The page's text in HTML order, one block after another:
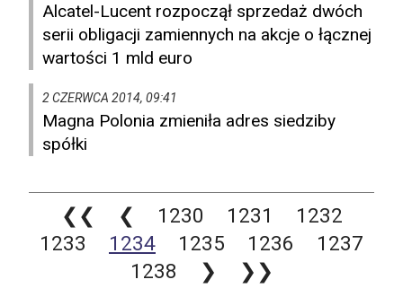
Alcatel-Lucent rozpoczął sprzedaż dwóch
serii obligacji zamiennych na akcje o łącznej
wartości 1 mld euro
2 CZERWCA 2014, 09:41
Magna Polonia zmieniła adres siedziby
spółki
❮❮ ❮ 1230 1231
1232
1233
1234 1235 1236
1237
1238
❯ ❯❯